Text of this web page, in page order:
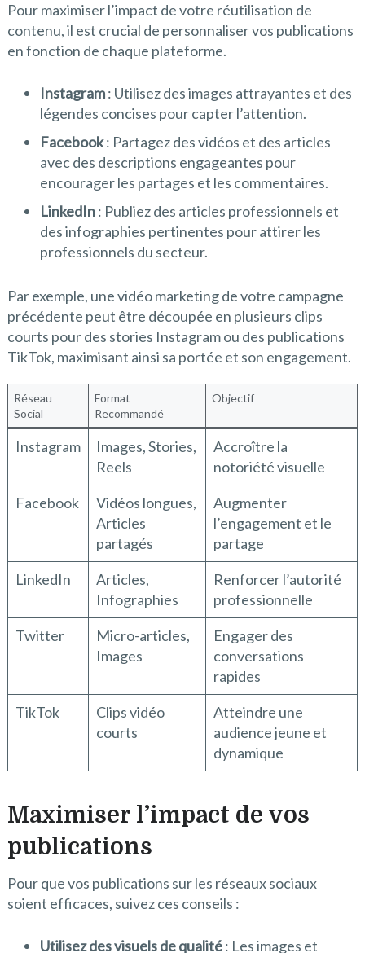
Pour maximiser l’impact de votre réutilisation de
contenu, il est crucial de personnaliser vos publications
en fonction de chaque plateforme.
Instagram: Utilisez des images attrayantes et des
légendes concises pour capter l’attention.
Facebook: Partagez des vidéos et des articles
avec des descriptions engageantes pour
encourager les partages et les commentaires.
LinkedIn: Publiez des articles professionnels et
des infographies pertinentes pour attirer les
professionnels du secteur.
Par exemple, une vidéo marketing de votre campagne
précédente peut être découpée en plusieurs clips
courts pour des stories Instagram ou des publications
TikTok, maximisant ainsi sa portée et son engagement.
Réseau
Social
Format
Recommandé
Objectif
Instagram
Images, Stories,
Reels
Accroître la
notoriété visuelle
Facebook
Vidéos longues,
Articles
partagés
Augmenter
l’engagement et le
partage
LinkedIn
Articles,
Infographies
Renforcer l’autorité
professionnelle
Twitter
Micro-articles,
Images
Engager des
conversations
rapides
TikTok
Clips vidéo
courts
Atteindre une
audience jeune et
dynamique
Maximiser l’impact de vos
publications
Pour que vos publications sur les réseaux sociaux
soient efficaces, suivez ces conseils :
Utilisez des visuels de qualité: Les images et